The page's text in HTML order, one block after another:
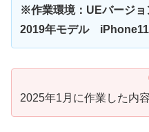
※作業環境：UEバージョ
2019年モデル iPhone11
2025年1月に作業した内